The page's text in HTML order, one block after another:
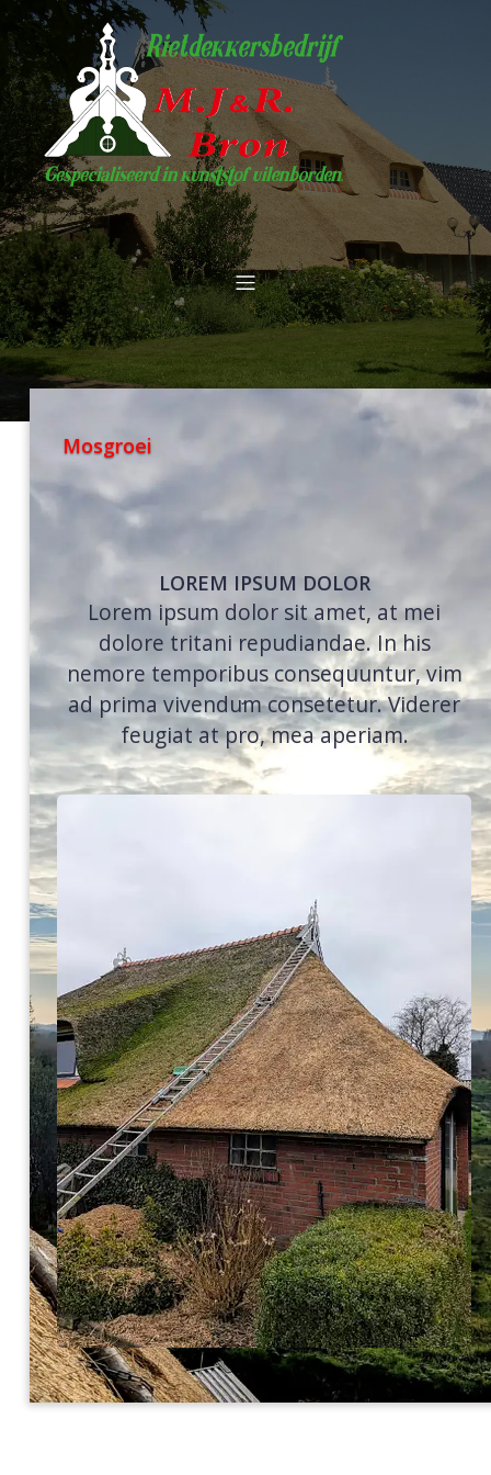
Mosgroei
LOREM IPSUM DOLOR
Lorem ipsum dolor sit amet, at mei
dolore tritani repudiandae. In his
nemore temporibus consequuntur, vim
ad prima vivendum consetetur. Viderer
feugiat at pro, mea aperiam.